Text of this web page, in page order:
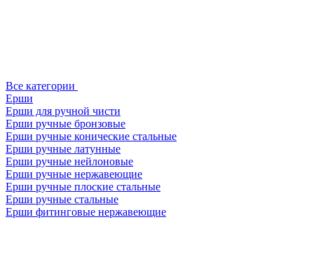
Все категории
Ерши
Ерши для ручной чисти
Ерши ручные бронзовые
Ерши ручные конические стальные
Ерши ручные латунные
Ерши ручные нейлоновые
Ерши ручные нержавеющие
Ерши ручные плоские стальные
Ерши ручные стальные
Ерши фитинговые нержавеющие